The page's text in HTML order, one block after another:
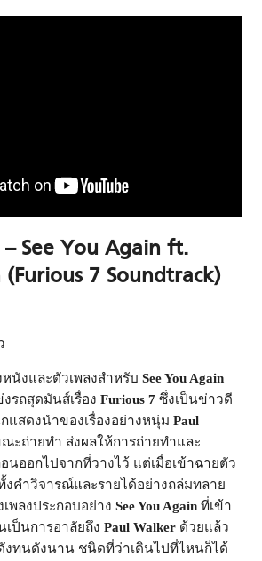
– See You Again ft.
7 Soundtrack)
หนังและตัวเพลงสำหรับSee You Again
งรถสุดมันส์เรื่องFurious7 ซึ่งเป็นข่าวดี
แสดงนำของเรื่องอย่างหนุ่มPaul
ะถ่ายทำ ส่งผลให้การถ่ายทำและ
นออกไปจากที่วางไว้ แต่เมื่อเข้าฉายตัว
งคำวิจารณ์และรายได้อย่างถล่มทลาย
พลงประกอบอย่างSee You Again ที่เข้า
เป็นการอาลัยถึงPaul Walker ด้วยแล้ว
งทนดังนาน ชนิดที่ว่าเดินไปที่ไหนก็ได้